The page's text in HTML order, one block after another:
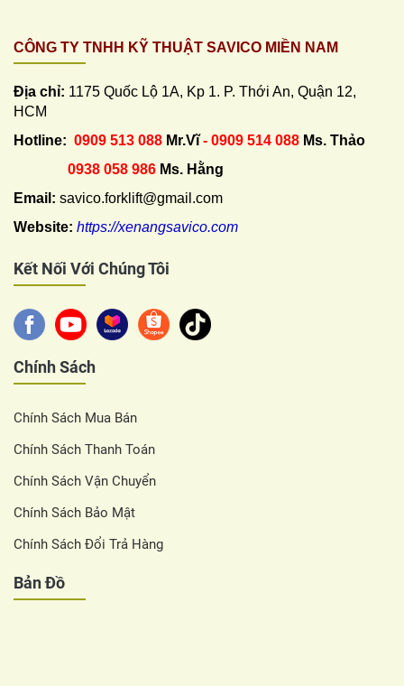
CÔNG TY TNHH KỸ THUẬT SAVICO MIỀN NAM
Địa chỉ: 1175 Quốc Lộ 1A, Kp 1. P. Thới An, Quận 12,
HCM
Hotline: 0909 513 088 Mr.Vĩ- 0909 514 088 Ms. Thảo
0938 058 986 Ms. Hằng
Email: savico.forklift@gmail.com
Website: https://xenangsavico.com
Kết Nối Với Chúng Tôi
Chính Sách
Chính Sách Mua Bán
Chính Sách Thanh Toán
Chính Sách Vận Chuyển
Chính Sách Bảo Mật
Chính Sách Đổi Trả Hàng
Bản Đồ